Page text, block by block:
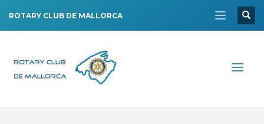
ROTARY CLUB DE MALLORCA